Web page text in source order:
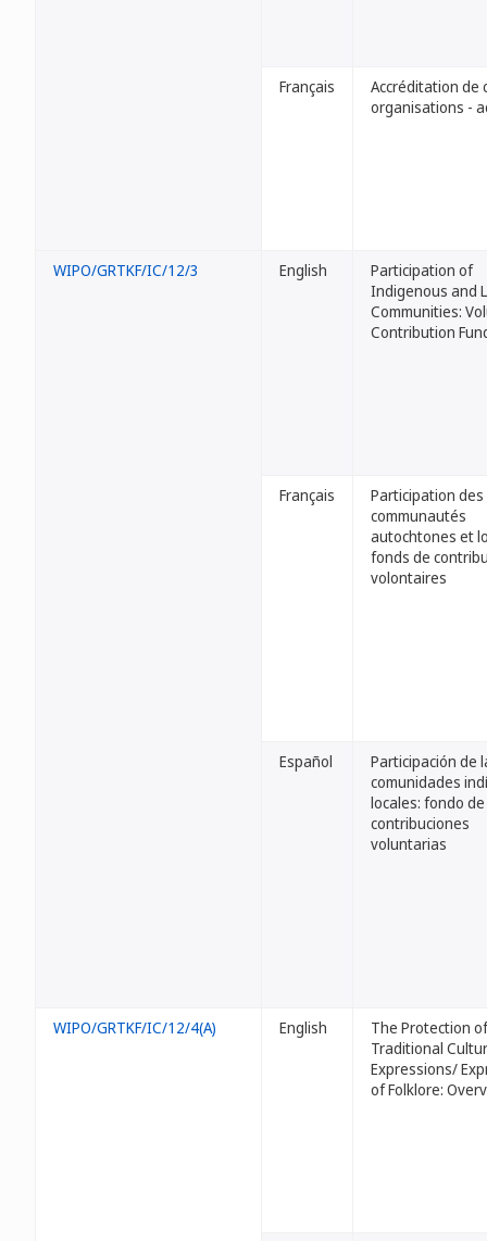
Français
Accréditation de
organisations -
WIPO/GRTKF/IC/12/3 English
Participation of
Indigenous and
Communities:
Contribution
Français
Participation des
communautés
autochtones et
fonds de
volontaires
Español
Participación de
comunidades
locales: fondo de
contribuciones
voluntarias
WIPO/GRTKF/IC/12/4(A) English
The Protection of
Traditional
Expressions/
of Folklore: